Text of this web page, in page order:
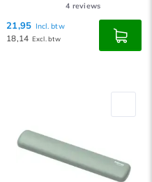
4 reviews
21,95 Incl. btw
18,14 Excl. btw